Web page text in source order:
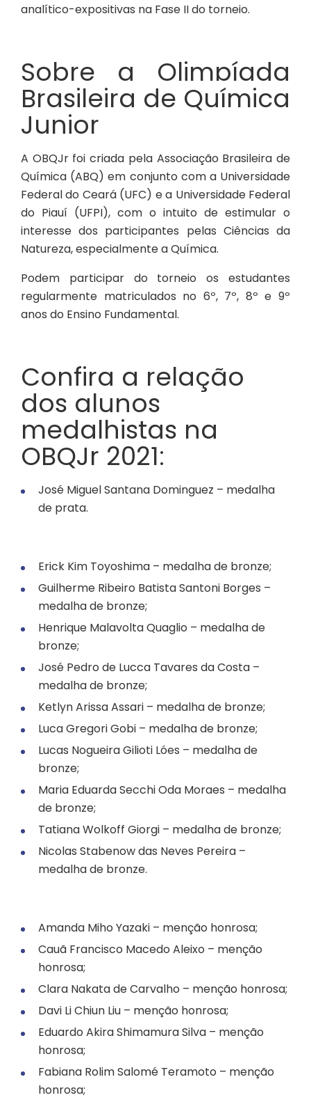
analítico-expositivas na Fase II do torneio.
Sobre a Olimpíada
Brasileira de Química
Junior
A OBQJr foi criada pela Associação Brasileira de
Química (ABQ) em conjunto com a Universidade
Federal do Ceará (UFC) e a Universidade Federal
do Piauí (UFPI), com o intuito de estimular o
interesse dos participantes pelas Ciências da
Natureza, especialmente a Química.
Podem participar do torneio os estudantes
regularmente matriculados no 6º, 7º, 8º e 9º
anos do Ensino Fundamental.
Confira a relação
dos alunos
medalhistas na
OBQJr 2021:
José Miguel Santana Dominguez – medalha
de prata.
Erick Kim Toyoshima – medalha de bronze;
Guilherme Ribeiro Batista Santoni Borges –
medalha de bronze;
Henrique Malavolta Quaglio – medalha de
bronze;
José Pedro de Lucca Tavares da Costa –
medalha de bronze;
Ketlyn Arissa Assari – medalha de bronze;
Luca Gregori Gobi – medalha de bronze;
Lucas Nogueira Gilioti Lóes – medalha de
bronze;
Maria Eduarda Secchi Oda Moraes – medalha
de bronze;
Tatiana Wolkoff Giorgi – medalha de bronze;
Nicolas Stabenow das Neves Pereira –
medalha de bronze.
Amanda Miho Yazaki – menção honrosa;
Cauã Francisco Macedo Aleixo – menção
honrosa;
Clara Nakata de Carvalho – menção honrosa;
Davi Li Chiun Liu – menção honrosa;
Eduardo Akira Shimamura Silva – menção
honrosa;
Fabiana Rolim Salomé Teramoto – menção
honrosa;